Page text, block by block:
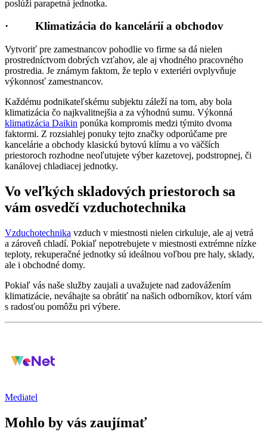
poslúži parapetná jednotka.
· Klimatizácia do kancelárií a obchodov
Vytvoriť pre zamestnancov pohodlie vo firme sa dá nielen
prostredníctvom dobrých vzťahov, ale aj vhodného pracovného
prostredia. Je známym faktom, že teplo v exteriéri ovplyvňuje
výkonnosť zamestnancov.
Každému podnikateľskému subjektu záleží na tom, aby bola
klimatizácia čo najkvalitnejšia a za výhodnú sumu. Výkonná
klimatizácia Daikin ponúka kompromis medzi týmito dvoma
faktormi. Z rozsiahlej ponuky tejto značky odporúčame pre
kancelárie a obchody klasickú bytovú klímu a vo väčších
priestoroch rozhodne neoľutujete výber kazetovej, podstropnej, či
kanálovej chladiacej jednotky.
Vo veľkých skladových priestoroch sa
vám osvedčí vzduchotechnika
Vzduchotechnika vzduch v miestnosti nielen cirkuluje, ale aj vetrá
a zároveň chladí. Pokiaľ nepotrebujete v miestnosti extrémne nízke
teploty, rekuperačné jednotky sú ideálnou voľbou pre haly, sklady,
ale i obchodné domy.
Pokiaľ vás naše služby zaujali a uvažujete nad zadovážením
klimatizácie, neváhajte sa obrátiť na našich odborníkov, ktorí vám
s radosťou pomôžu pri výbere.
Mediatel
Mohlo by vás zaujímať